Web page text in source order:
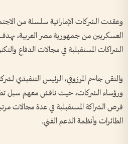
وعقدت الشركات الإماراتية سلسلة من
العسكريين من جمهورية مصر العربية،
الشراكات المستقبلية في مجالات الدفاع
والتقى جاسم المرزوقي، الرئيس التنفيذي
ورؤساء الشركات، حيث ناقش معهم سبل
فرص الشراكة المستقبلية في عدة مجالات
الطائرات وأنظمة الدعم الفني.